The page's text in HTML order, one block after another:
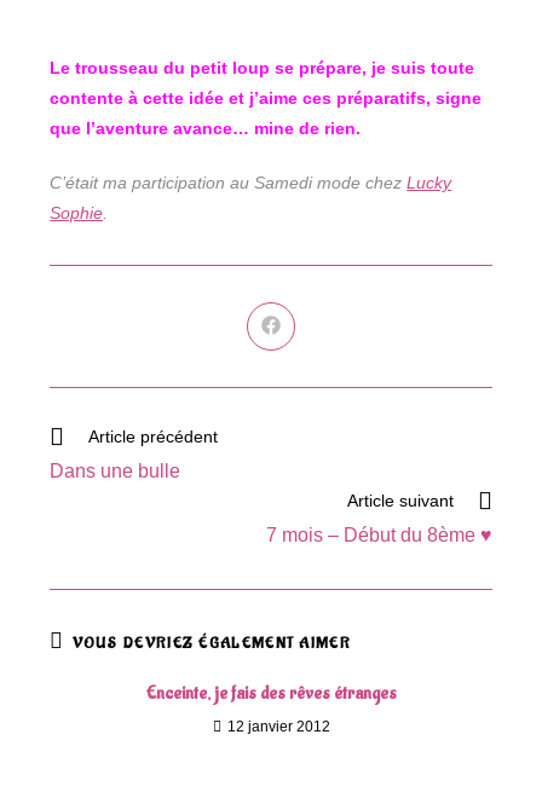
Le trousseau du petit loup se prépare, je suis toute
contente à cette idée et j’aime ces préparatifs, signe
que l’aventure avance… mine de rien.
C’était ma participation au Samedi mode chezLucky
Sophie
Ouvrir
dans
autre
Read
articles
Article précédent
Dans une bulle
Article suivant
7 mois – Début du 8ème ♥
VOUS DEVRIEZ ÉGALEMENT AIMER
Enceinte, je fais des rêves étranges
12 janvier 2012